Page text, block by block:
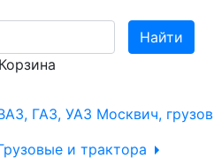
Корзина
ГАЗ, УАЗ Москвич,
и трактора